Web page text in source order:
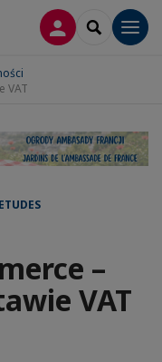
LOGOWANIE
SEARCH
VAT
–
VAT